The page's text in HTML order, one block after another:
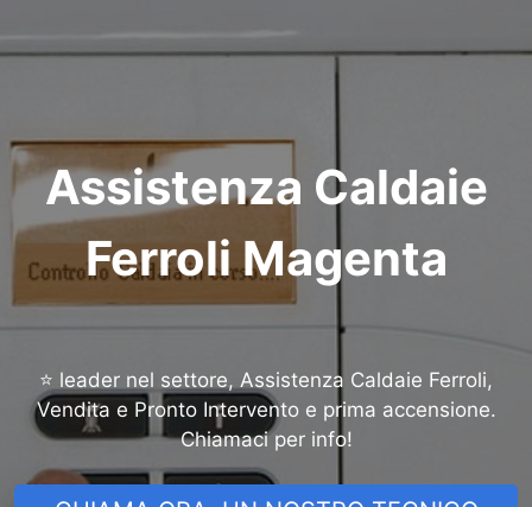
Assistenza Caldaie
Ferroli Magenta
⭐ leader nel settore, Assistenza Caldaie Ferroli,
Vendita e Pronto Intervento e prima accensione.
Chiamaci per info!